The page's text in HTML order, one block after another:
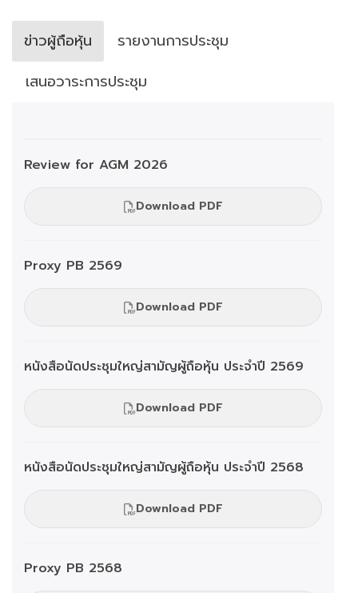
ข่าวผู้ถือหุ้น
รายงานการประชุม
เสนอวาระการประชุม
Review for AGM 2026
Download PDF
Proxy PB 2569
Download PDF
หนังสือนัดประชุมใหญ่สามัญผู้ถือหุ้น ประจำปี 2569
Download PDF
หนังสือนัดประชุมใหญ่สามัญผู้ถือหุ้น ประจำปี 2568
Download PDF
Proxy PB 2568